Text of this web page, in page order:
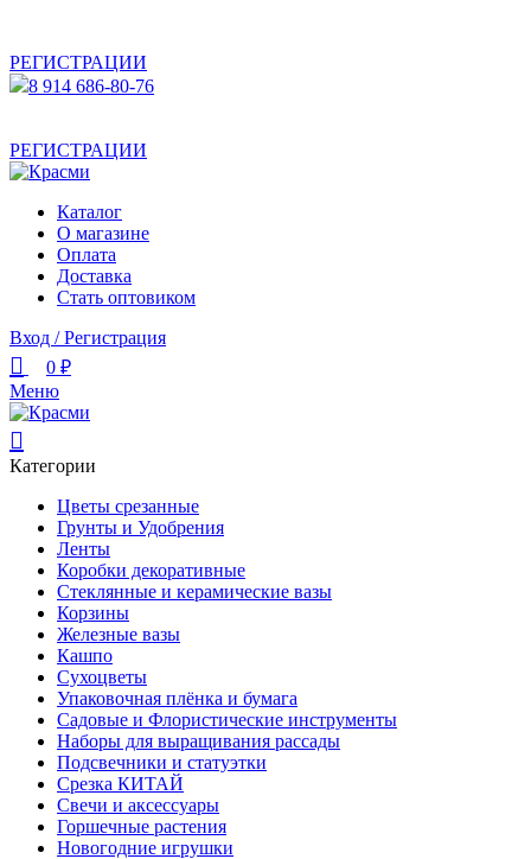
РЕГИСТРАЦИИ
8 914 686-80-76
РЕГИСТРАЦИИ
Каталог
О магазине
Оплата
Доставка
Стать оптовиком
Вход / Регистрация
0 ₽
Меню
Категории
Цветы срезанные
Грунты и Удобрения
Ленты
Коробки декоративные
Стеклянные и керамические вазы
Корзины
Железные вазы
Кашпо
Сухоцветы
Упаковочная плёнка и бумага
Садовые и Флористические инструменты
Наборы для выращивания рассады
Подсвечники и статуэтки
Срезка КИТАЙ
Свечи и аксессуары
Горшечные растения
Новогодние игрушки